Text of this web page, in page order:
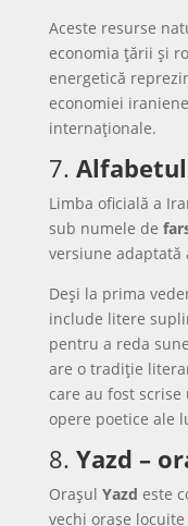
Aceste resurse
economia țării și
energetică
economiei
internaționale.
7.
Limba oficială a
sub numele de
versiune
Deși la prima
include litere
pentru a reda
are o tradiție
care au fost
opere poetice ale
8. Yazd –
Orașul Yazd este
vechi orașe